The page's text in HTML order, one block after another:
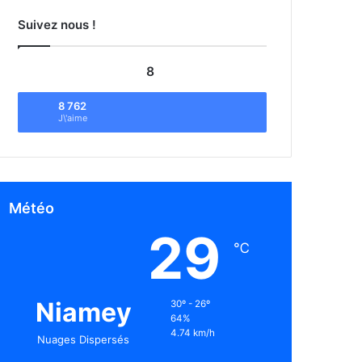
Suivez nous !
8
8 762
J\'aime
Météo
Niamey
Nuages Dispersés
29 ℃
30º - 26º
64%
4.74 km/h